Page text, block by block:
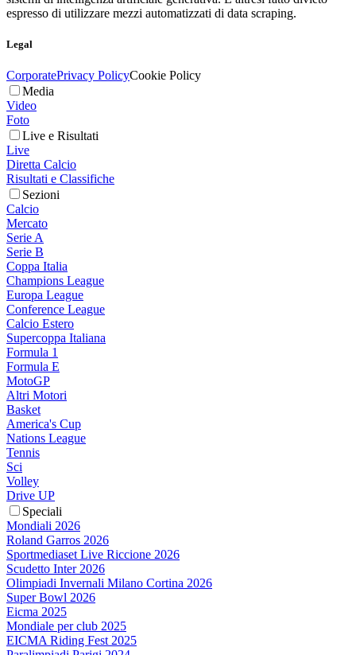
espresso di utilizzare mezzi automatizzati di data scraping.
Legal
CorporatePrivacy PolicyCookie Policy
Media
Video
Foto
Live e Risultati
Live
Diretta Calcio
Risultati e Classifiche
Sezioni
Calcio
Mercato
Serie A
Serie B
Coppa Italia
Champions League
Europa League
Conference League
Calcio Estero
Supercoppa Italiana
Formula 1
Formula E
MotoGP
Altri Motori
Basket
America's Cup
Nations League
Tennis
Sci
Volley
Drive UP
Speciali
Mondiali 2026
Roland Garros 2026
Sportmediaset Live Riccione 2026
Scudetto Inter 2026
Olimpiadi Invernali Milano Cortina 2026
Super Bowl 2026
Eicma 2025
Mondiale per club 2025
EICMA Riding Fest 2025